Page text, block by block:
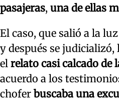
pasajeras, una de ellas
El caso, que salió a la
y después se
el relato casi calcado de
acuerdo a los
chofer buscaba una